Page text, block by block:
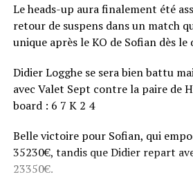
Le heads-up aura finalement été
retour de suspens dans un match
unique après le KO de Sofian dès
Didier Logghe se sera bien battu
avec Valet Sept contre la paire de
board : 6 7 K 2 4
Belle victoire pour Sofian, qui
35230€, tandis que Didier repart
23350€.